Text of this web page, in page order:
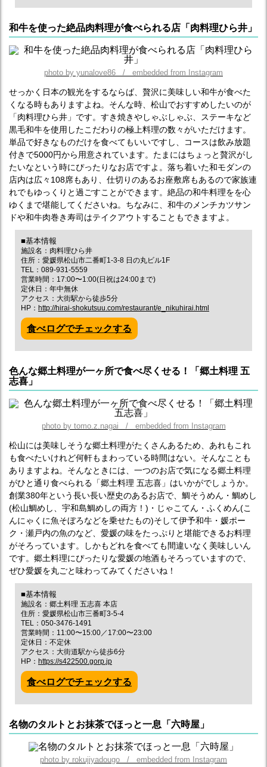
和牛を使った絶品肉料理が食べられる店「肉料理ひら井」
photo by yunalove86 / embedded from Instagram
せっかく日本の観光をするならば、贅沢に美味しい和牛が食べた
くなる時もありますよね。そんな時、松山でおすすめしたいのが
「肉料理ひら井」です。すき焼きやしゃぶしゃぶ、ステーキなど
黒毛和牛を使用したこだわりの極上料理の数々がいただけます。
単品で好きなものだけを食べてもいいですし、コースは飲み放題
付きで5000円から用意されています。たまにはちょっと贅沢がし
たいなという時にぴったりなお店ですよ。落ち着いた和モダンの
店内は広々108席もあり、仕切りのあるお座敷席もあるので家族連
れでもゆっくりと過ごすことができます。絶品の和牛料理をを心
ゆくまで堪能してくださいね。ちなみに、和牛のメンチカツサン
ドや和牛肉巻き寿司はテイクアウトすることもできますよ。
■基本情報
施設名：肉料理ひら井
住所：愛媛県松山市二番町1-3-8 日の丸ビル1F
TEL：089-931-5559
営業時間：17:00〜1:00(日祝は24:00まで)
定休日：年中無休
アクセス：大街駅から徒歩5分
HP： http://hirai-shokutsuu.com/restaurant/e_nikuhirai.html
食べログでチェックする
色んな郷土料理が一ヶ所で食べ尽くせる！「郷土料理 五
志喜」
photo by tomo.z.nagai / embedded from Instagram
松山には美味しそうな郷土料理がたくさんあるため、あれもこれ
も食べたいけれど何軒もまわっている時間はない。そんなことも
ありますよね。そんなときには、一つのお店で気になる郷土料理
がひと通り食べられる「郷土料理 五志喜」はいかがでしょうか。
創業380年という長い長い歴史のあるお店で、鯛そうめん・鯛めし
(松山鯛めし、宇和島鯛めしの両方！)・じゃこてん・ふくめん(こ
んにゃくに魚そぼろなどを乗せたもの)そして伊予和牛・媛ポー
ク・瀬戸内の魚のなど、愛媛の味をたっぷりと堪能できるお料理
がそろっています。しかもどれを食べても間違いなく美味しいん
です。郷土料理にぴったりな愛媛の地酒もそろっていますので、
ぜひ愛媛を丸ごと味わってみてくださいね！
■基本情報
施設名：郷土料理 五志喜 本店
住所：愛媛県松山市三番町3-5-4
TEL：050-3476-1491
営業時間：11:00〜15:00／17:00〜23:00
定休日：不定休
アクセス：大街道駅から徒歩6分
HP： https://s422500.gorp.jp
食べログでチェックする
名物のタルトとお抹茶でほっと一息「六時屋」
photo by rokujiyadougo / embedded from Instagram